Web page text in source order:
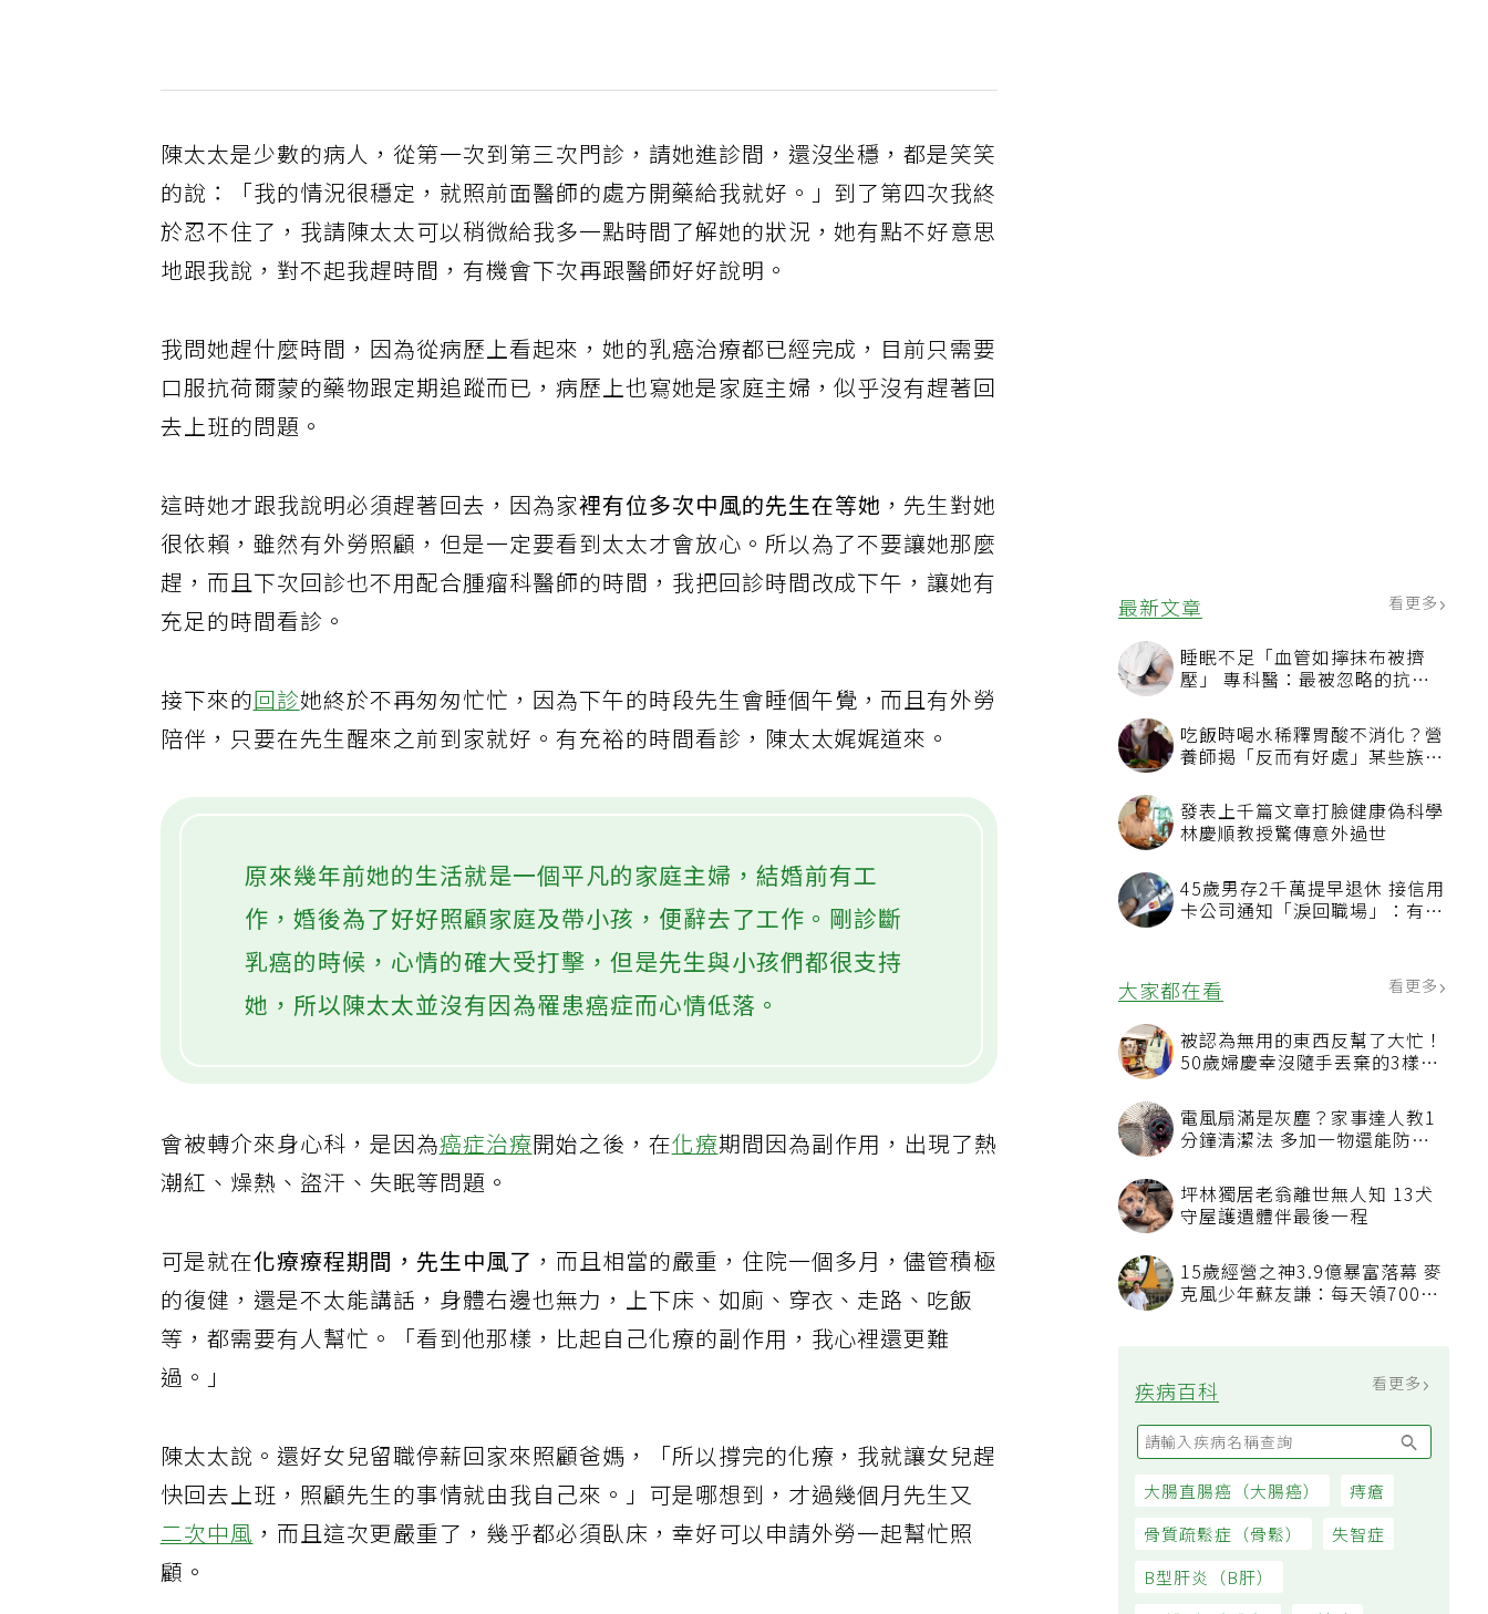
最新文章 看更多
睡眠不足「血管如擰抹布被擠
壓」 專科醫：最被忽略的抗老
吃飯時喝水稀釋胃酸不消化？營
養師揭「反而有好處」某些族群
發表上千篇文章打臉健康偽科學
林慶順教授驚傳意外過世
45歲男存2千萬提早退休 接信用
卡公司通知「淚回職場」：有錢
大家都在看
被認為無用的東西反幫了大忙！
50歲婦慶幸沒隨手丟棄的3樣物
電風扇滿是灰塵？家事達人教1
汙附著
坪林獨居老翁離世無人知 13犬
15歲經營之神3.9億暴富落幕 麥
疾病百科
陳太太是少數的病人，從第一次到第三次門診，請她進診間，還沒坐穩，都是笑笑
的說：「我的情況很穩定，就照前面醫師的處方開藥給我就好。」到了第四次我終
於忍不住了，我請陳太太可以稍微給我多一點時間了解她的狀況，她有點不好意思
地跟我說，對不起我趕時間，有機會下次再跟醫師好好說明。
我問她趕什麼時間，因為從病歷上看起來，她的乳癌治療都已經完成，目前只需要
口服抗荷爾蒙的藥物跟定期追蹤而已，病歷上也寫她是家庭主婦，似乎沒有趕著回
去上班的問題。
這時她才跟我說明必須趕著回去，因為家裡有位多次中風的先生在等她 ，先生對她
很依賴，雖然有外勞照顧，但是一定要看到太太才會放心。所以為了不要讓她那麼
趕，而且下次回診也不用配合腫瘤科醫師的時間，我把回診時間改成下午，讓她有
充足的時間看診。
接下來的回診她終於不再匆匆忙忙，因為下午的時段先生會睡個午覺，而且有外勞
陪伴，只要在先生醒來之前到家就好。有充裕的時間看診，陳太太娓娓道來。
原來幾年前她的生活就是一個平凡的家庭主婦，結婚前有工
作，婚後為了好好照顧家庭及帶小孩，便辭去了工作。剛診斷
乳癌的時候，心情的確大受打擊，但是先生與小孩們都很支持
她，所以陳太太並沒有因為罹患癌症而心情低落。
會被轉介來身心科，是因為癌症治療開始之後，在化療期間因為副作用，出現了熱
潮紅、燥熱、盜汗、失眠等問題。
可是就在 化療療程期間，先生中風了
，而且相當的嚴重，住院一個多月，儘管積極
的復健，還是不太能講話，身體右邊也無力，上下床、如廁、穿衣、走路、吃飯
等，都需要有人幫忙。「看到他那樣，比起自己化療的副作用，我心裡還更難
過。」
陳太太說。還好女兒留職停薪回家來照顧爸媽，「所以撐完的化療，我就讓女兒趕
快回去上班，照顧先生的事情就由我自己來。」可是哪想到，才過幾個月先生又
二次中風 ，而且這次更嚴重了，幾乎都必須臥床，幸好可以申請外勞一起幫忙照
顧。